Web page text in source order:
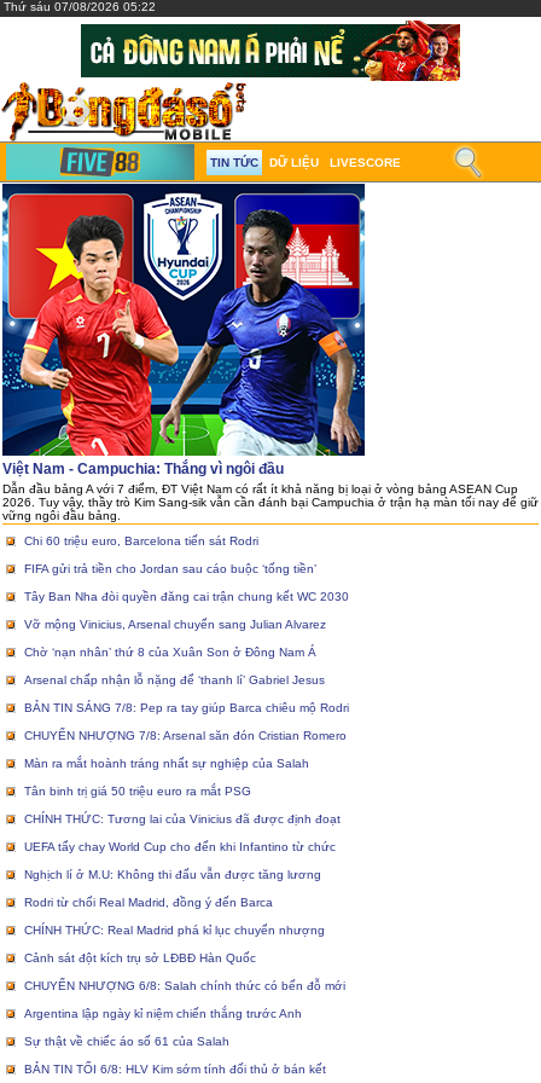
Thứ sáu 07/08/2026 05:22
TIN TỨC DỮ LIỆU LIVESCORE
Việt Nam - Campuchia: Thắng vì ngôi đầu
Dẫn đầu bảng A với 7 điểm, ĐT Việt Nam có rất ít khả năng bị loại ở vòng bảng ASEAN Cup
2026. Tuy vậy, thầy trò Kim Sang-sik vẫn cần đánh bại Campuchia ở trận hạ màn tối nay để giữ
vững ngôi đầu bảng.
Chi 60 triệu euro, Barcelona tiến sát Rodri
FIFA gửi trả tiền cho Jordan sau cáo buộc ‘tống tiền’
Tây Ban Nha đòi quyền đăng cai trận chung kết WC 2030
Vỡ mộng Vinicius, Arsenal chuyển sang Julian Alvarez
Chờ ‘nạn nhân’ thứ 8 của Xuân Son ở Đông Nam Á
Arsenal chấp nhận lỗ nặng để ‘thanh lí’ Gabriel Jesus
BẢN TIN SÁNG 7/8: Pep ra tay giúp Barca chiêu mộ Rodri
CHUYỂN NHƯỢNG 7/8: Arsenal săn đón Cristian Romero
Màn ra mắt hoành tráng nhất sự nghiệp của Salah
Tân binh trị giá 50 triệu euro ra mắt PSG
CHÍNH THỨC: Tương lai của Vinicius đã được định đoạt
UEFA tẩy chay World Cup cho đến khi Infantino từ chức
Nghịch lí ở M.U: Không thi đấu vẫn được tăng lương
Rodri từ chối Real Madrid, đồng ý đến Barca
CHÍNH THỨC: Real Madrid phá kỉ lục chuyển nhượng
Cảnh sát đột kích trụ sở LĐBĐ Hàn Quốc
CHUYỂN NHƯỢNG 6/8: Salah chính thức có bến đỗ mới
Argentina lập ngày kỉ niệm chiến thắng trước Anh
Sự thật về chiếc áo số 61 của Salah
BẢN TIN TỐI 6/8: HLV Kim sớm tính đối thủ ở bán kết